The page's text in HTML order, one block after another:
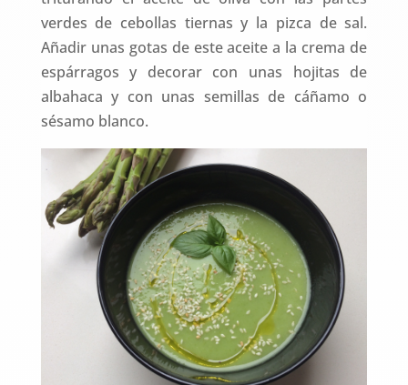
verdes de cebollas tiernas y la pizca de sal.
Añadir unas gotas de este aceite a la crema de
espárragos y decorar con unas hojitas de
albahaca y con unas semillas de cáñamo o
sésamo blanco.